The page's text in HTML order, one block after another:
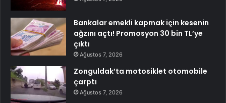
Bankalar emekli kapmak için kesenin
ağzını açtı! Promosyon 30 bin TL’ye
çıktı
Ağustos 7, 2026
Zonguldak’ta motosiklet otomobile
çarptı
Ağustos 7, 2026